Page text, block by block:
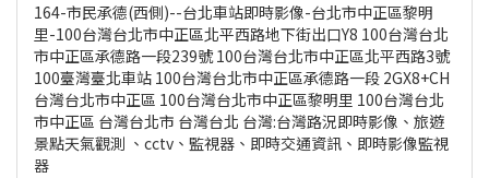
164-市民承德(西側)--台北車站即時影像-台北市中正區黎明
里-100台灣台北市中正區北平西路地下街出口Y8 100台灣台北
市中正區承德路一段239號 100台灣台北市中正區北平西路3號
100臺灣臺北車站 100台灣台北市中正區承德路一段 2GX8+CH
台灣台北市中正區 100台灣台北市中正區黎明里 100台灣台北
市中正區 台灣台北市 台灣台北 台灣:台灣路況即時影像、旅遊
景點天氣觀測 、cctv、監視器、即時交通資訊、即時影像監視
器